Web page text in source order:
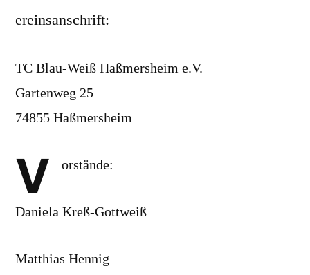
ereinsanschrift:
TC Blau-Weiß Haßmersheim e.V.
Gartenweg 25
74855 Haßmersheim
V orstände:
Daniela Kreß-Gottweiß
Matthias Hennig